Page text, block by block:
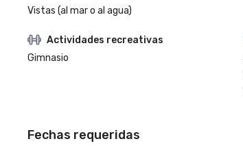
Vistas (al mar o al agua)
Actividades recreativas
Gimnasio
Fechas requeridas